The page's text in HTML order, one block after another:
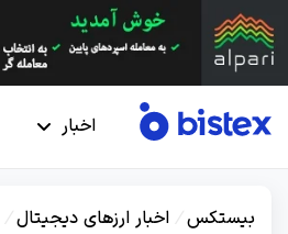
اخبار
بیستکس اخبار ارزهای دیجیتال